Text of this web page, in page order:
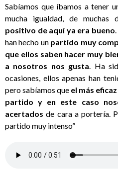
Sabíamos que íbamos a tener
mucha igualdad, de muchas
positivo de aquí ya era bueno
han hecho un partido muy
que ellos saben hacer muy
a nosotros nos gusta. Ha
ocasiones, ellos apenas han
pero sabíamos que el más
partido y en este caso
acertados de cara a portería.
partido muy intenso”